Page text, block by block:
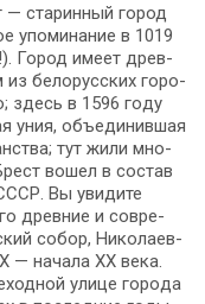
— ста­рин­ный го­род
упо­ми­на­ние в 1019
Город име­ет древ­
бе­ло­рус­ских го­ро­
здесь в 1596 го­ду
уния, объ­еди­нив­шая
тут жи­ли мно­
во­шел в со­став
Вы уви­ди­те
древние и со­вре­
со­бор, Ни­ко­ла­ев­
— на­ча­ла ХХ ве­ка.
ули­це го­ро­да